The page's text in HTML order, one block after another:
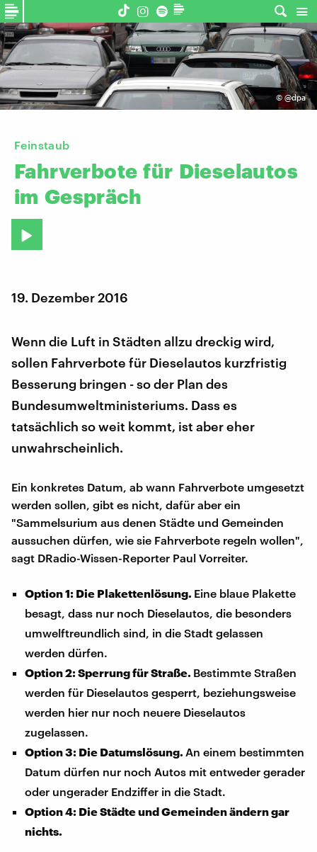
©@dpa
Feinstaub
Fahrverbote für Dieselautos
im Gespräch
19. Dezember 2016
Wenn die Luft in Städten allzu dreckig wird,
sollen Fahrverbote für Dieselautos kurzfristig
Besserung bringen - so der Plan des
Bundesumweltministeriums. Dass es
tatsächlich so weit kommt, ist aber eher
unwahrscheinlich.
Ein konkretes Datum, ab wann Fahrverbote umgesetzt
werden sollen, gibt es nicht, dafür aber ein
"Sammelsurium aus denen Städte und Gemeinden
aussuchen dürfen, wie sie Fahrverbote regeln wollen",
sagt DRadio-Wissen-Reporter Paul Vorreiter.
Option 1: Die Plakettenlösung. Eine blaue Plakette
besagt, dass nur noch Dieselautos, die besonders
umwelftreundlich sind, in die Stadt gelassen
werden dürfen.
Option 2: Sperrung für Straße. Bestimmte Straßen
werden für Dieselautos gesperrt, beziehungsweise
werden hier nur noch neuere Dieselautos
zugelassen.
Option 3: Die Datumslösung. An einem bestimmten
Datum dürfen nur noch Autos mit entweder gerader
oder ungerader Endziffer in die Stadt.
Option 4: Die Städte und Gemeinden ändern gar
nichts.